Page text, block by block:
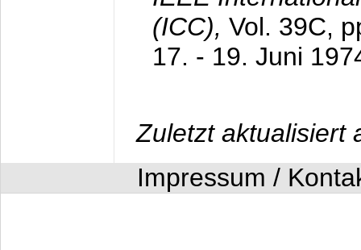
(ICC), Vol. 39C,
17. - 19. Juni
Zuletzt aktualisiert
Impressum /